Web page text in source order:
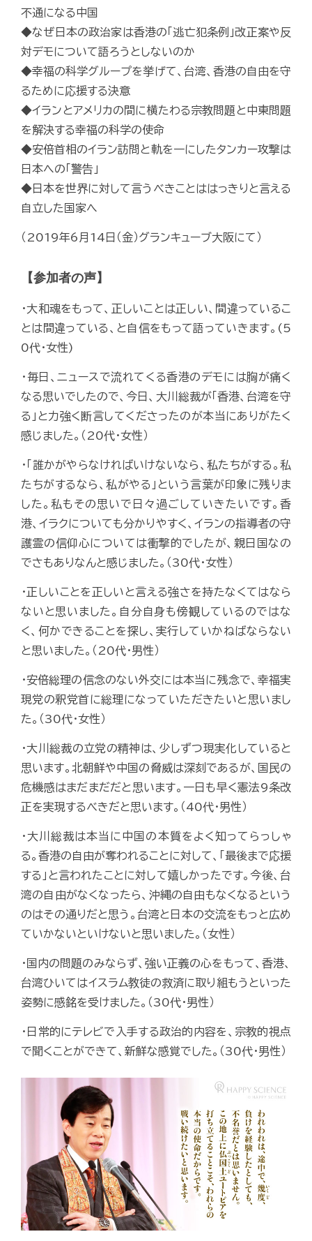
不通になる中国
◆なぜ日本の政治家は香港の「逃亡犯条例」改正案や反
対デモについて語ろうとしないのか
◆幸福の科学グループを挙げて、台湾、香港の自由を守
るために応援する決意
◆イランとアメリカの間に横たわる宗教問題と中東問題
を解決する幸福の科学の使命
◆安倍首相のイラン訪問と軌を一にしたタンカー攻撃は
日本への「警告」
◆日本を世界に対して言うべきことははっきりと言える
自立した国家へ
（2019年6月14日（金）グランキューブ大阪にて）
【参加者の声】
・大和魂をもって、正しいことは正しい、間違っているこ
とは間違っている、と自信をもって語っていきます。(5
0代・女性)
・毎日、ニュースで流れてくる香港のデモには胸が痛く
なる思いでしたので、今日、大川総裁が「香港、台湾を守
る」と力強く断言してくださったのが本当にありがたく
感じました。（20代・女性）
・「誰かがやらなければいけないなら、私たちがする。私
たちがするなら、私がやる」という言葉が印象に残りま
した。私もその思いで日々過ごしていきたいです。香
港、イラクについても分かりやすく、イランの指導者の守
護霊の信仰心については衝撃的でしたが、親日国なの
でさもありなんと感じました。（30代・女性）
・正しいことを正しいと言える強さを持たなくてはなら
ないと思いました。自分自身も傍観しているのではな
く、何かできることを探し、実行していかねばならない
と思いました。（20代・男性）
・安倍総理の信念のない外交には本当に残念で、幸福実
現党の釈党首に総理になっていただきたいと思いまし
た。（30代・女性）
・大川総裁の立党の精神は、少しずつ現実化していると
思います。北朝鮮や中国の脅威は深刻であるが、国民の
危機感はまだまだだと思います。一日も早く憲法9条改
正を実現するべきだと思います。（40代・男性）
・大川総裁は本当に中国の本質をよく知ってらっしゃ
る。香港の自由が奪われることに対して、「最後まで応援
する」と言われたことに対して嬉しかったです。今後、台
湾の自由がなくなったら、沖縄の自由もなくなるという
のはその通りだと思う。台湾と日本の交流をもっと広め
ていかないといけないと思いました。（女性）
・国内の問題のみならず、強い正義の心をもって、香港、
台湾ひいてはイスラム教徒の救済に取り組もうといった
姿勢に感銘を受けました。（30代・男性）
・日常的にテレビで入手する政治的内容を、宗教的視点
で聞くことができて、新鮮な感覚でした。（30代・男性）